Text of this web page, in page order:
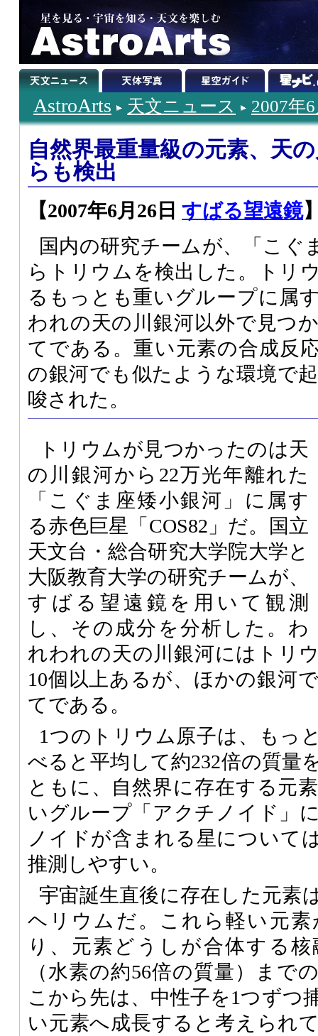
AstroArts 天文ニュース 2007年
自然界最重量級の元素、天
らも検出
【2007年6月26日 すばる望遠鏡
国内の研究チームが、「こぐ
らトリウムを検出した。トリ
るもっとも重いグループに属
われの天の川銀河以外で見つ
てである。重い元素の合成反
の銀河でも似たような環境で
唆された。
トリウムが見つかったのは天
の川銀河から22万光年離れた
「こぐま座矮小銀河」に属す
る赤色巨星「COS82」だ。国立
天文台・総合研究大学院大学と
大阪教育大学の研究チームが、
すばる望遠鏡を用いて観測
し、その成分を分析した。わ
れわれの天の川銀河にはトリ
10個以上あるが、ほかの銀河
てである。
1つのトリウム原子は、もっ
べると平均して約232倍の質量
ともに、自然界に存在する元
いグループ「アクチノイド」
ノイドが含まれる星について
推測しやすい。
宇宙誕生直後に存在した元素
ヘリウムだ。これら軽い元
り、元素どうしが合体する
（水素の約56倍の質量）まで
こから先は、中性子を1つずつ
い元素へ成長すると考えられ